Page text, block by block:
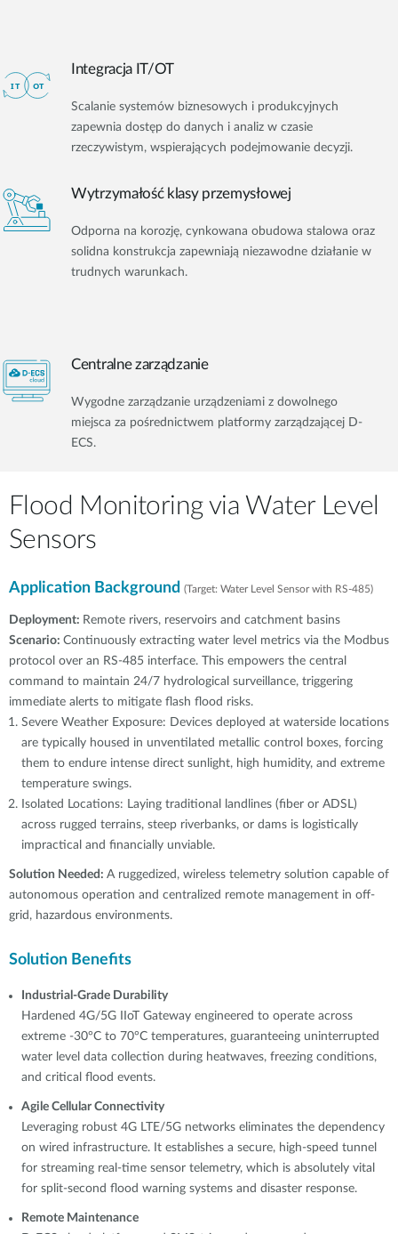
Integracja IT/OT
Scalanie systemów biznesowych i produkcyjnych
zapewnia dostęp do danych i analiz w czasie
rzeczywistym, wspierających podejmowanie decyzji.
Wytrzymałość klasy przemysłowej
Odporna na korozję, cynkowana obudowa stalowa oraz
solidna konstrukcja zapewniają niezawodne działanie w
trudnych warunkach.
Centralne zarządzanie
Wygodne zarządzanie urządzeniami z dowolnego
miejsca za pośrednictwem platformy zarządzającej D-
ECS.
Flood Monitoring via Water Level
Sensors
Application Background (Target: Water Level Sensor with RS-485)
Deployment: Remote rivers, reservoirs and catchment basins
Scenario: Continuously extracting water level metrics via the Modbus
protocol over an RS-485 interface. This empowers the central
command to maintain 24/7 hydrological surveillance, triggering
immediate alerts to mitigate flash flood risks.
Severe Weather Exposure: Devices deployed at waterside locations
are typically housed in unventilated metallic control boxes, forcing
them to endure intense direct sunlight, high humidity, and extreme
temperature swings.
Isolated Locations: Laying traditional landlines (fiber or ADSL)
across rugged terrains, steep riverbanks, or dams is logistically
impractical and financially unviable.
Solution Needed: A ruggedized, wireless telemetry solution capable of
autonomous operation and centralized remote management in off-
grid, hazardous environments.
Solution Benefits
Industrial-Grade Durability
Hardened 4G/5G IIoT Gateway engineered to operate across
extreme -30°C to 70°C temperatures, guaranteeing uninterrupted
water level data collection during heatwaves, freezing conditions,
and critical flood events.
Agile Cellular Connectivity
Leveraging robust 4G LTE/5G networks eliminates the dependency
on wired infrastructure. It establishes a secure, high-speed tunnel
for streaming real-time sensor telemetry, which is absolutely vital
for split-second flood warning systems and disaster response.
Remote Maintenance